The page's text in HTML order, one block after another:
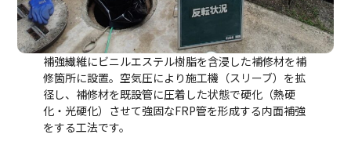
補強繊維にビニルエステル樹脂を含浸した補修材を補
修箇所に設置。空気圧により施工機（スリーブ）を拡
径し、補修材を既設管に圧着した状態で硬化（熱硬
化・光硬化）させて強固なFRP管を形成する内面補強
をする工法です。